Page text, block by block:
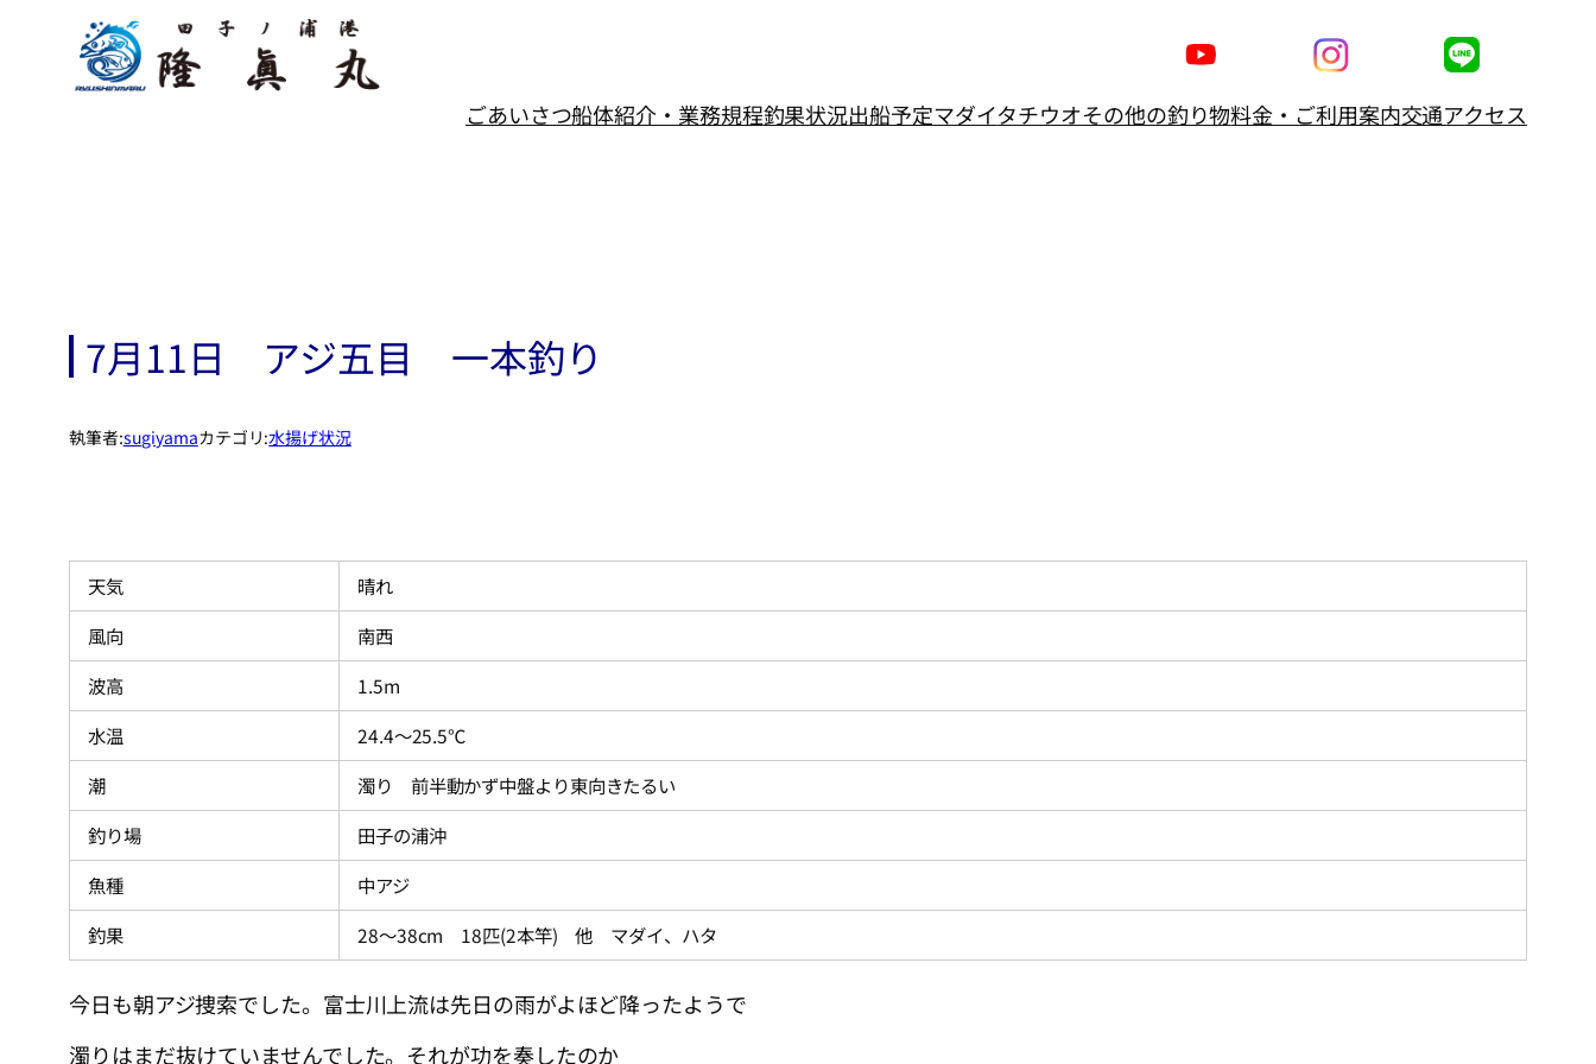
ごあいさつ船体紹介・業務規程釣果状況出船予定マダイタチウオその他の釣り物料金・ご利用案内交通アクセス
7月11日 アジ五目 一本釣り
執筆者:sugiyamaカテゴリ:水揚げ状況
天気
晴れ
風向
南西
波高
1.5m
水温
24.4～25.5℃
潮
濁り 前半動かず中盤より東向きたるい
釣り場
田子の浦沖
魚種
中アジ
釣果
28～38cm 18匹(2本竿) 他 マダイ、ハタ
今日も朝アジ捜索でした。富士川上流は先日の雨がよほど降ったようで
濁りはまだ抜けていませんでした。それが功を奏したのか